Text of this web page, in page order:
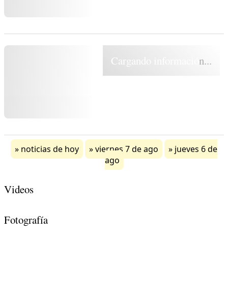
Cargando información...
noticias de hoy viernes 7 de ago
jueves 6 de
ago
Videos
Fotografía